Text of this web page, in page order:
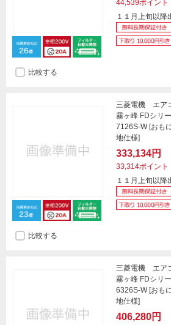
44,539ポイント
１１月上旬以降
比較する
三菱電機 エア
霧ヶ峰 FDシリ
7126S-W [おも
地仕様]
333,134円
33,314ポイント
１１月上旬以降
比較する
三菱電機 エア
霧ヶ峰 FDシリ
6326S-W [おも
地仕様]
406,280円